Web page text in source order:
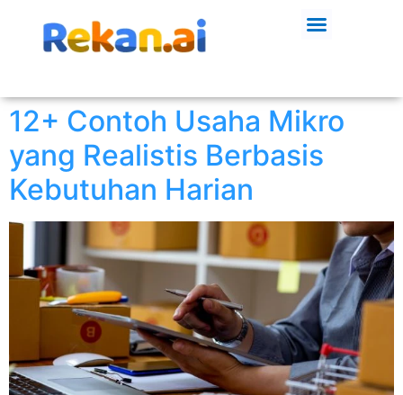
12+ Contoh Usaha Mikro
yang Realistis Berbasis
Kebutuhan Harian